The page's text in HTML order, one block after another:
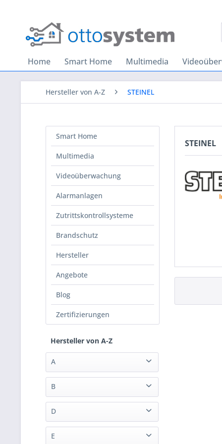
Home Smart Home Multimedia
Hersteller von A-Z STEINEL
Smart Home
Multimedia
Videoüberwachung
Alarmanlagen
Zutrittskontrollsysteme
Brandschutz
Hersteller
Angebote
Blog
Zertifizierungen
Hersteller von A-Z
A
Airzone
Aqua-Scope Technologies
B
D
E
STEINEL